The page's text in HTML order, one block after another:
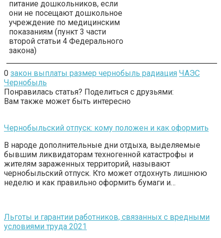
питание дошкольников, если
они не посещают дошкольное
учреждение по медицинским
показаниям (пункт 3 части
второй статьи 4 Федерального
закона)
0 закон выплаты размер чернобыль радиация ЧАЭС
Чернобыль
Понравилась статья? Поделиться с друзьями:
Вам также может быть интересно
Чернобыльский отпуск: кому положен и как оформить
В народе дополнительные дни отдыха, выделяемые
бывшим ликвидаторам техногенной катастрофы и
жителям зараженных территорий, называют
чернобыльский отпуск. Кто может отдохнуть лишнюю
неделю и как правильно оформить бумаги и…
Льготы и гарантии работников, связанных с вредными
условиями труда 2021